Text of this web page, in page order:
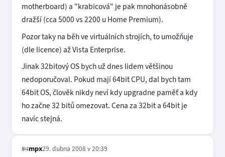
motherboard) a "krabicová" je pak mnohonásobně
dražší (cca 5000 vs 2200 u Home Premium).
Pozor taky na běh ve virtuálních strojích, to umožňuje
(dle licence) až Vista Enterprise.
Jinak 32bitový OS bych už dnes lidem většinou
nedoporučoval. Pokud mají 64bit CPU, dal bych tam
64bit OS, člověk nikdy neví kdy upgradne paměť a kdy
ho začne 32 bitů omezovat. Cena za 32bit a 64bit je
navíc stejná.
#4mpx29. dubna 2008 v 20:39